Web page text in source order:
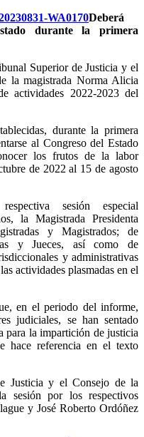
Deberá
durante la primera
Superior de Justicia y el
la magistrada Norma Alicia
actividades 2022-2023 del
durante la primera
al Congreso del Estado
los frutos de la labor
de 2022 al 15 de agosto
sesión especial
la Magistrada Presidenta
y Magistrados; de
y Jueces, así como de
y administrativas
actividades plasmadas en el
en el periodo del informe,
judiciales, se han sentado
para la impartición de justicia
hace referencia en el texto
Justicia y el Consejo de la
sesión por los respectivos
y José Roberto Ordóñez